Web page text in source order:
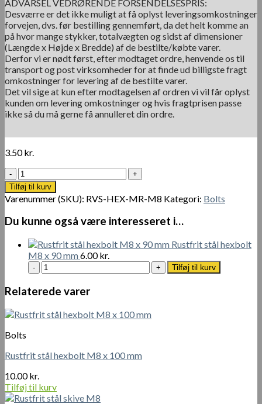
ADVARSEL VEDRØRENDE FORSENDELSESPRIS:
Desværre er det ikke muligt at få oplyst leveringsomkostninger
forvejen, dvs. før bestilling gennemført, da det helt komme an
på hvor mange stykker, totalvægten og sidst af dimensioner
(Længde x Højde x Bredde) af de bestilte/købte varer.
Derfor vi er nødt først, efter modtaget ordre, henvende os til
transport og post virksomheder for at finde ud billigste fragt
omkostninger for levering af de bestilte varer.
Det vil sige at kun efter modtagelsen af ordren vi vil får oplyst
kunden om levering omkostninger og hvis fragtprisen passe
ikke så du må gerne få annulleret din ordre.
3.50kr.
Rustfrit
stål
hex
møtrik
M8
antal
Tilføj til kurv
Varenummer (SKU): RVS-HEX-MR-M8 Kategori: Bolts
Du kunne også være interesseret i…
Rustfrit stål hexbolt
M8 x 90 mm6.00kr.
Rustfrit
stål
hexbolt
x
90
Tilføj til kurv
Relaterede varer
Bolts
Rustfrit stål hexbolt M8 x 100 mm
10.00kr.
Tilføj til kurv